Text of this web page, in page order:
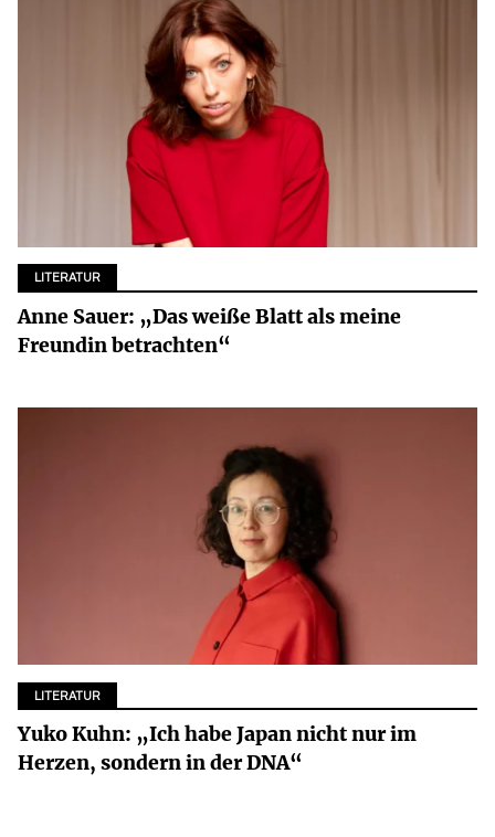
LITERATUR
Anne Sauer: „Das weiße Blatt als meine
Freundin betrachten“
LITERATUR
Yuko Kuhn: „Ich habe Japan nicht nur im
Herzen, sondern in der DNA“